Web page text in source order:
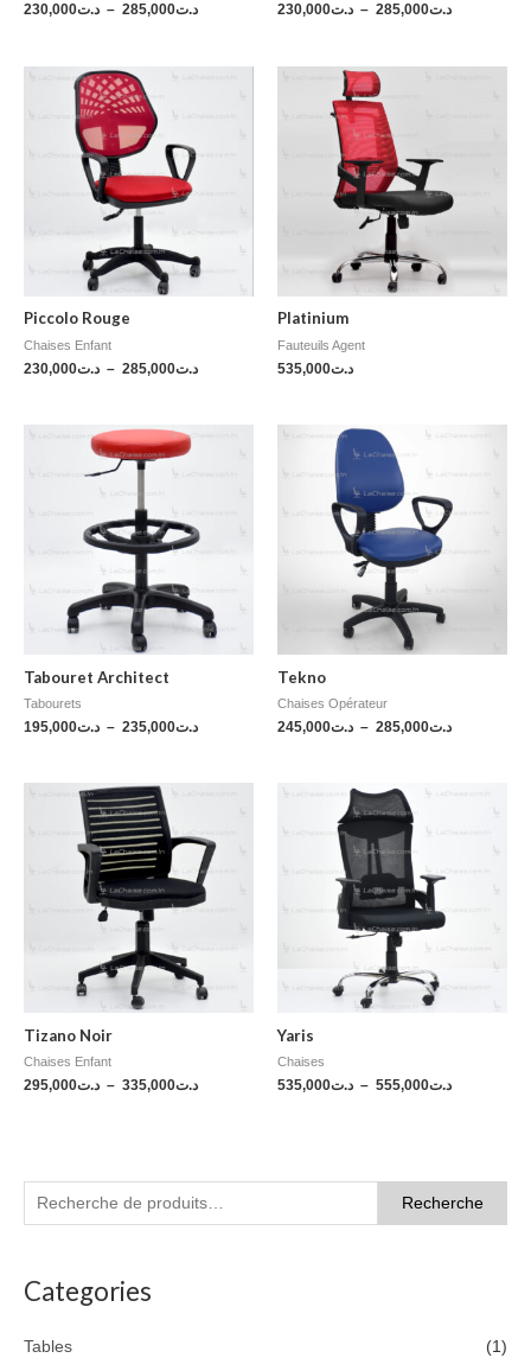
Recherche
Categories
Tables (1)
د.ت230,000 – د.ت285,000 د.ت230,000 – د.ت285,000
Piccolo Rouge
Chaises Enfant
د.ت230,000 – د.ت285,000
Platinium
Fauteuils Agent
د.ت535,000
Tabouret Architect
Tabourets
د.ت195,000 – د.ت235,000
Tekno
Chaises Opérateur
د.ت245,000 – د.ت285,000
Tizano Noir
Chaises Enfant
د.ت295,000 – د.ت335,000
Yaris
Chaises
د.ت535,000 – د.ت555,000